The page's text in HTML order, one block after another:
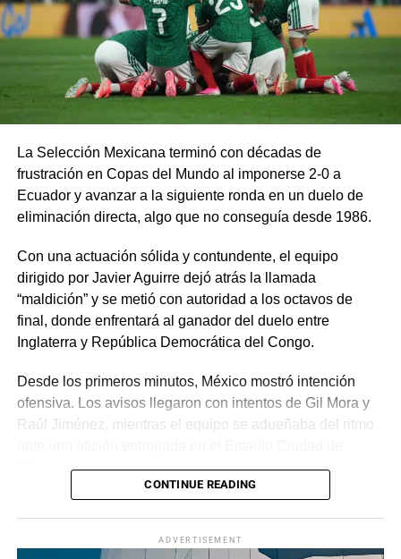
La Selección Mexicana terminó con décadas de
frustración en Copas del Mundo al imponerse 2-0 a
Ecuador y avanzar a la siguiente ronda en un duelo de
eliminación directa, algo que no conseguía desde 1986.
Con una actuación sólida y contundente, el equipo
dirigido por Javier Aguirre dejó atrás la llamada
“maldición” y se metió con autoridad a los octavos de
final, donde enfrentará al ganador del duelo entre
Inglaterra y República Democrática del Congo.
Desde los primeros minutos, México mostró intención
ofensiva. Los avisos llegaron con intentos de Gil Mora y
Raúl Jiménez, mientras el equipo se adueñaba del ritmo
Roberto “Piojo” Alvarado asistió a Julián Quiñones, quien
CONTINUE READING
ADVERTISEMENT